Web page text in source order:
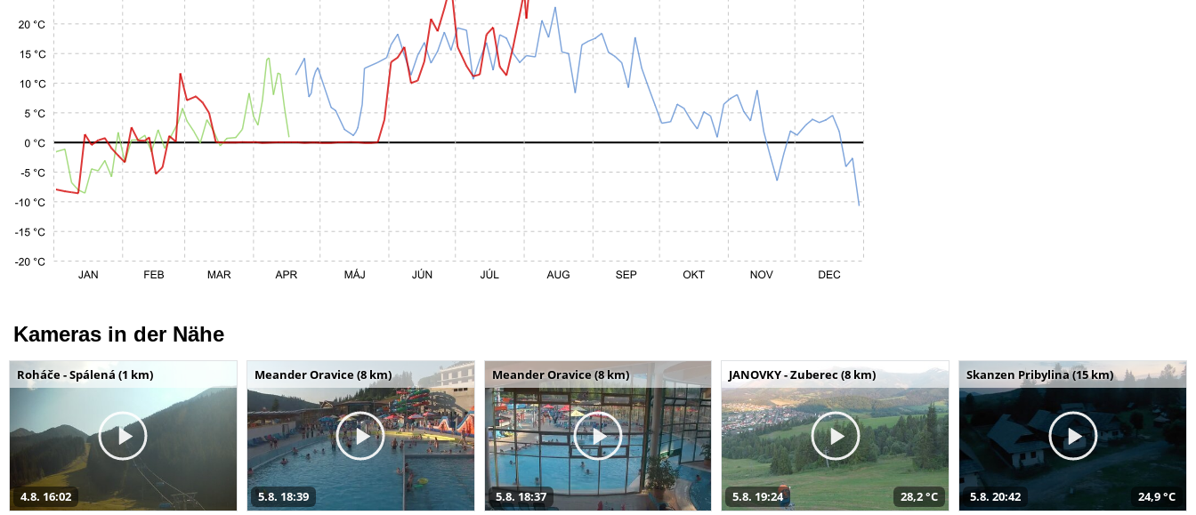
Kameras in der Nähe
Roháče - Spálená (1 km)
4.8. 16:02
Meander Oravice (8 km)
5.8. 18:39
Meander Oravice (8 km)
5.8. 18:37
JANOVKY - Zuberec (8 km)
5.8. 19:24 28,2 °C
Skanzen Pribylina (15 km)
5.8. 20:42 24,9 °C